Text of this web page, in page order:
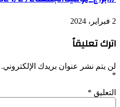
2 فبراير، 2024
اترك تعليقاً
لن يتم نشر عنوان بريدك الإلكتروني.
*
التعليق *